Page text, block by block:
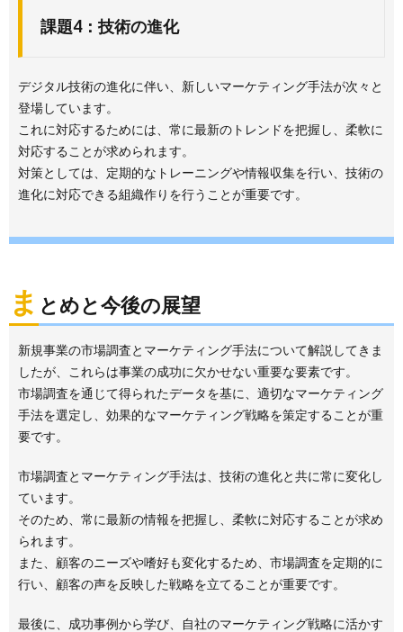
課題4：技術の進化
デジタル技術の進化に伴い、新しいマーケティング手法が次々と
登場しています。
これに対応するためには、常に最新のトレンドを把握し、柔軟に
対応することが求められます。
対策としては、定期的なトレーニングや情報収集を行い、技術の
進化に対応できる組織作りを行うことが重要です。
ま とめと今後の展望
新規事業の市場調査とマーケティング手法について解説してきま
したが、これらは事業の成功に欠かせない重要な要素です。
市場調査を通じて得られたデータを基に、適切なマーケティング
手法を選定し、効果的なマーケティング戦略を策定することが重
要です。
市場調査とマーケティング手法は、技術の進化と共に常に変化し
ています。
そのため、常に最新の情報を把握し、柔軟に対応することが求め
られます。
また、顧客のニーズや嗜好も変化するため、市場調査を定期的に
行い、顧客の声を反映した戦略を立てることが重要です。
最後に、成功事例から学び、自社のマーケティング戦略に活かす